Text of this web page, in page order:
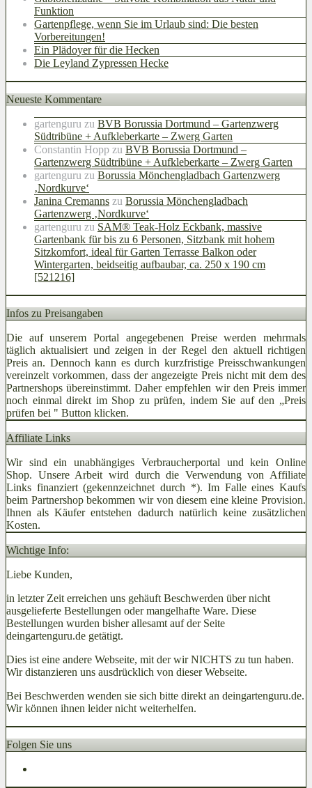
Funktion
Gartenpflege, wenn Sie im Urlaub sind: Die besten
Vorbereitungen!
Ein Plädoyer für die Hecken
Die Leyland Zypressen Hecke
Neueste Kommentare
gartenguru zu BVB Borussia Dortmund – Gartenzwerg
Südtribüne + Aufkleberkarte – Zwerg Garten
Constantin Hopp zu BVB Borussia Dortmund –
Gartenzwerg Südtribüne + Aufkleberkarte – Zwerg Garten
gartenguru zu Borussia Mönchengladbach Gartenzwerg
‚Nordkurve‘
Janina Cremanns zu Borussia Mönchengladbach
Gartenzwerg ‚Nordkurve‘
gartenguru zu SAM® Teak-Holz Eckbank, massive
Gartenbank für bis zu 6 Personen, Sitzbank mit hohem
Sitzkomfort, ideal für Garten Terrasse Balkon oder
Wintergarten, beidseitig aufbaubar, ca. 250 x 190 cm
[521216]
Infos zu Preisangaben
Die auf unserem Portal angegebenen Preise werden mehrmals
täglich aktualisiert und zeigen in der Regel den aktuell richtigen
Preis an. Dennoch kann es durch kurzfristige Preisschwankungen
vereinzelt vorkommen, dass der angezeigte Preis nicht mit dem des
Partnershops übereinstimmt. Daher empfehlen wir den Preis immer
noch einmal direkt im Shop zu prüfen, indem Sie auf den „Preis
prüfen bei " Button klicken.
Affiliate Links
Wir sind ein unabhängiges Verbraucherportal und kein Online
Shop. Unsere Arbeit wird durch die Verwendung von Affiliate
Links finanziert (gekennzeichnet durch *). Im Falle eines Kaufs
beim Partnershop bekommen wir von diesem eine kleine Provision.
Ihnen als Käufer entstehen dadurch natürlich keine zusätzlichen
Kosten.
Wichtige Info:
Liebe Kunden,
in letzter Zeit erreichen uns gehäuft Beschwerden über nicht
ausgelieferte Bestellungen oder mangelhafte Ware. Diese
Bestellungen wurden bisher allesamt auf der Seite
deingartenguru.de getätigt.
Dies ist eine andere Webseite, mit der wir NICHTS zu tun haben.
Wir distanzieren uns ausdrücklich von dieser Webseite.
Bei Beschwerden wenden sie sich bitte direkt an deingartenguru.de.
Wir können ihnen leider nicht weiterhelfen.
Folgen Sie uns